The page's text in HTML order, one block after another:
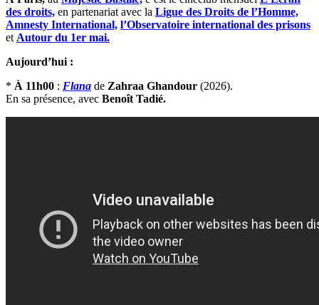
des droits, en partenariat avec la Ligue des Droits de l’Homme,
Amnesty International, l’Observatoire international des prisons
et Autour du 1er mai.
Aujourd’hui :
* À 11h00 : Flana de Zahraa Ghandour (2026).
En sa présence, avec Benoît Tadié.